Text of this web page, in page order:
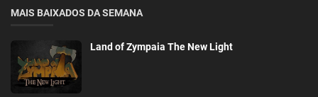
MAIS BAIXADOS DA SEMANA
Land of Zympaia The New Light